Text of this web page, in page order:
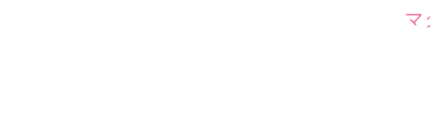
マ